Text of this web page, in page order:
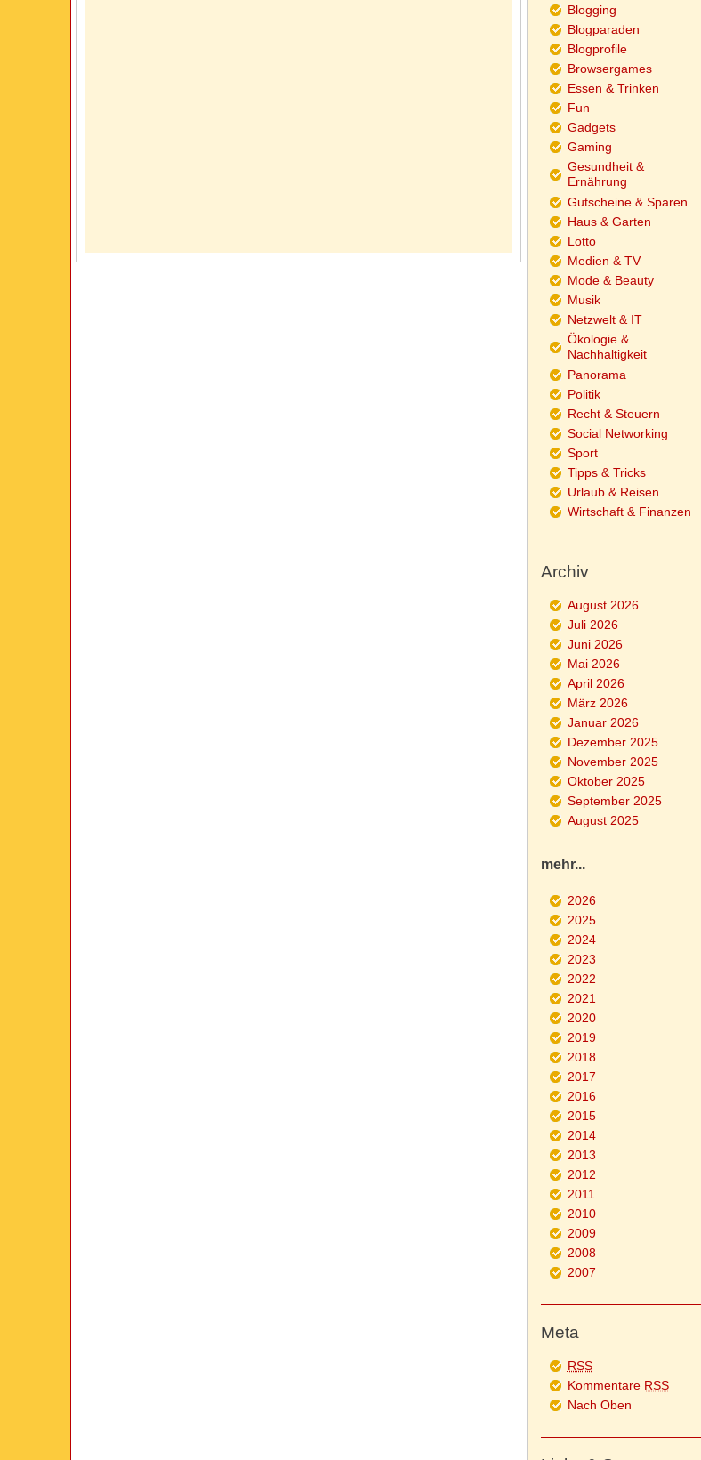
Blogging
Blogparaden
Blogprofile
Browsergames
Essen & Trinken
Fun
Gadgets
Gaming
Gesundheit &
Ernährung
Gutscheine & Sparen
Haus & Garten
Lotto
Medien & TV
Mode & Beauty
Musik
Netzwelt & IT
Ökologie &
Nachhaltigkeit
Panorama
Politik
Recht & Steuern
Social Networking
Sport
Tipps & Tricks
Urlaub & Reisen
Wirtschaft & Finanzen
Archiv
August 2026
Juli 2026
Juni 2026
Mai 2026
April 2026
März 2026
Januar 2026
Dezember 2025
November 2025
Oktober 2025
September 2025
August 2025
mehr...
2026
2025
2024
2023
2022
2021
2020
2019
2018
2017
2016
2015
2014
2013
2012
2011
2010
2009
2008
2007
Meta
RSS
Kommentare RSS
Nach Oben